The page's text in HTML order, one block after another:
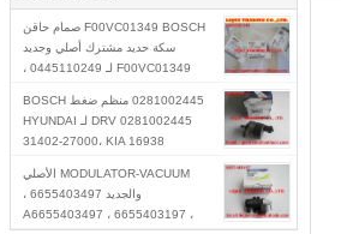
F00VC01349 BOSCH صمام حاقن
سكة حديد مشترك أصلي وجديد
F00VC01349 لـ 0445110249 ،
0281002445 منظم ضغط BOSCH
DRV 0281002445 لـ HYUNDAI
31402-27000، KIA 16938
MODULATOR-VACUUM الأصلي
والجديد 6655403497 ،
A6655403497 ، 6655403197 ،